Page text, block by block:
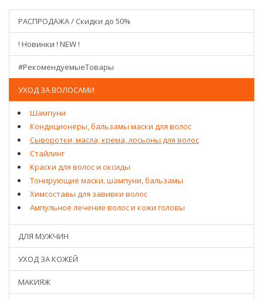
РАСПРОДАЖА / Скидки до 50%
! Новинки ! NEW !
#РекомендуемыеТовары
УХОД ЗА ВОЛОСАМИ
Шампуни
Кондиционеры, бальзамы маски для волос
Сыворотки, масла, крема, лосьоны для волос
Стайлинг
Краски для волос и оксиды
Тонирующие маски, шампуни, бальзамы
Химсоставы для завивки волос
Ампульное лечение волос и кожи головы
ДЛЯ МУЖЧИН
УХОД ЗА КОЖЕЙ
МАКИЯЖ